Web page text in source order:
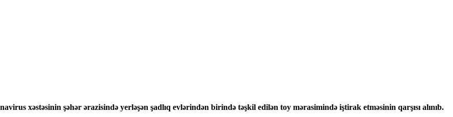
xəstəsinin şəhər ərazisində yerləşən şadlıq evlərindən birində təşkil edilən toy mərasimində iştirak etməsinin qarşısı alınıb.